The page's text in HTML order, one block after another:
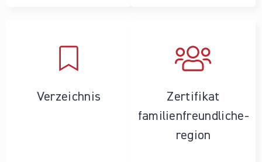
Verzeichnis
Zertifikat
familienfreundliche­
region